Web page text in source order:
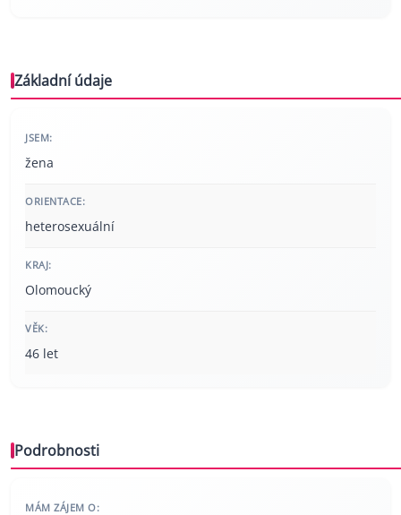
Základní údaje
JSEM:
žena
ORIENTACE:
heterosexuální
KRAJ:
Olomoucký
VĚK:
46 let
Podrobnosti
MÁM ZÁJEM O: